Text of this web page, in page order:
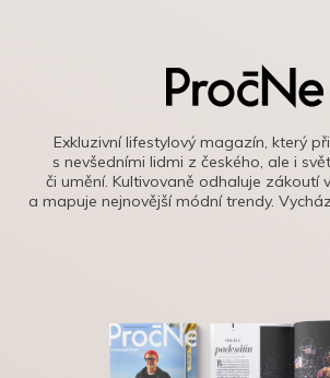
Exkluzivní lifestylový magazín, který
s nevšedními lidmi z českého, ale i
či umění. Kultivovaně odhaluje zákoutí
a mapuje nejnovější módní trendy.